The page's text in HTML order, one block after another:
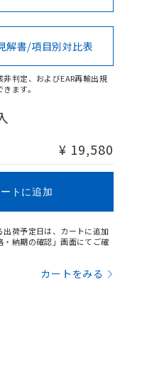
解書/項目別対比表
判定、およびEAR再輸出規
ます。
¥ 19,580
トに追加
出荷予定日は、カートに追加
納期の確認」画面にてご確
カートをみる